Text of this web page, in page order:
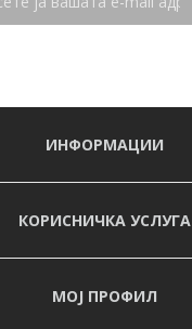
ИНФОРМАЦИИ
КОРИСНИЧКА УСЛУГА
МОЈ ПРОФИЛ